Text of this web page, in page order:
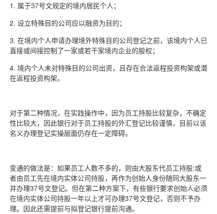
1. 属于37号文规定的境内居民个人；
2. 设立特殊目的公司应以融资为目的；
3. 在境内个人申请办理境外特殊目的公司登记之前，该境内个人已
直接或间接控制了一家或若干家境内企业的股权；
4. 境内个人未对特殊目的公司出资，且存在合法返程投资构架或潜
在返程投资构架。
对于第二种情况，在实践操作中，因为员工持股比较复杂，不确定
性比较大，因此银行对于员工持股的外汇登记比较谨慎，目前以该
名义办理登记实操层面仍存在一定障碍。
变通的做法是：如果员工人数不多的，则由大股东代员工持股;或
者由员工先在境内实体公司持股，再作为创始人身份随同大股东一
并办理37号文登记。但在第二种方案下，有些银行要求创始人必须
在境内实体公司持股一年以上才可办理37号文登记，否则不予办
理。因此还需提前与拟登记银行提前沟通。